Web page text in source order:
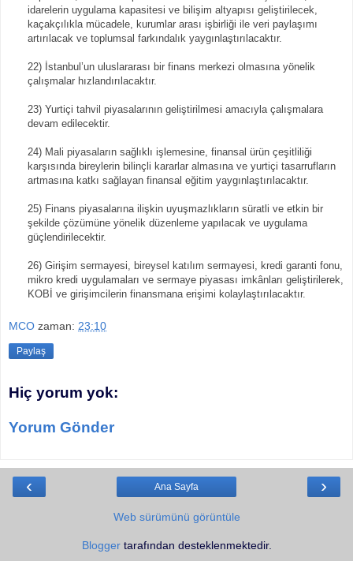
idarelerin uygulama kapasitesi ve bilişim altyapısı geliştirilecek,
kaçakçılıkla mücadele, kurumlar arası işbirliği ile veri paylaşımı
artırılacak ve toplumsal farkındalık yaygınlaştırılacaktır.
22) İstanbul’un uluslararası bir finans merkezi olmasına yönelik
çalışmalar hızlandırılacaktır.
23) Yurtiçi tahvil piyasalarının geliştirilmesi amacıyla çalışmalara
devam edilecektir.
24) Mali piyasaların sağlıklı işlemesine, finansal ürün çeşitliliği
karşısında bireylerin bilinçli kararlar almasına ve yurtiçi tasarrufların
artmasına katkı sağlayan finansal eğitim yaygınlaştırılacaktır.
25) Finans piyasalarına ilişkin uyuşmazlıkların süratli ve etkin bir
şekilde çözümüne yönelik düzenleme yapılacak ve uygulama
güçlendirilecektir.
26) Girişim sermayesi, bireysel katılım sermayesi, kredi garanti fonu,
mikro kredi uygulamaları ve sermaye piyasası imkânları geliştirilerek,
KOBİ ve girişimcilerin finansmana erişimi kolaylaştırılacaktır.
MCO zaman: 23:10
Paylaş
Hiç yorum yok:
Yorum Gönder
‹ ›
Ana Sayfa
Web sürümünü görüntüle
Bloggertarafından desteklenmektedir.